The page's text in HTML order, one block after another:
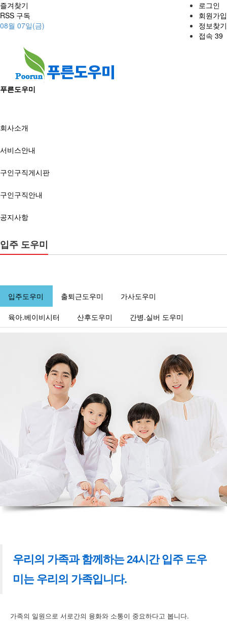
즐겨찾기
RSS 구독
08월 07일(금)
로그인
회원가입
정보찾기
접속 39
푸른도우미
회사소개
서비스안내
구인구직게시판
구인구직안내
공지사항
입주 도우미
입주도우미 출퇴근도우미 가사도우미
육아.베이비시터 산후도우미 간병.실버 도우미
우리의 가족과 함께하는 24시간 입주 도우
미는 우리의 가족입니다.
가족의 일원으로 서로간의 융화와 소통이 중요하다고 봅니다.